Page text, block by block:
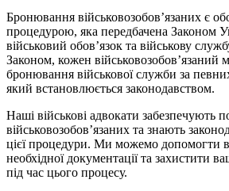
Бронювання військовозобов’язаних є
процедурою, яка передбачена Законом
військовий обов’язок та військову
Законом, кожен військовозобов’язаний
бронювання військової служби за
який встановлюється законодавством.
Наші військові адвокати забезпечують
військовозобов’язаних та знають
цієї процедури. Ми можемо допомогти
необхідної документації та захистити
під час цього процесу.